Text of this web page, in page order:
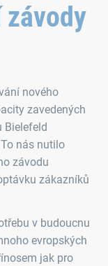
závody
nového
zavedených
Bielefeld
nás nutilo
závodu
zákazníků
v budoucnu
evropských
jak pro